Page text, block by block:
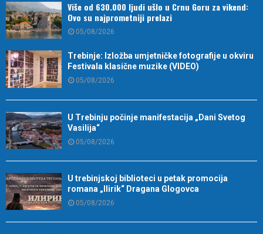
Više od 630.000 ljudi ušlo u Crnu Goru za vikend:
Ovo su najprometniji prelazi
05/08/2026
Trebinje: Izložba umjetničke fotografije u okviru
Festivala klasične muzike (VIDEO)
05/08/2026
U Trebinju počinje manifestacija „Dani Svetog
Vasilija“
05/08/2026
U trebinjskoj biblioteci u petak promocija
romana „Ilirik“ Dragana Glogovca
05/08/2026